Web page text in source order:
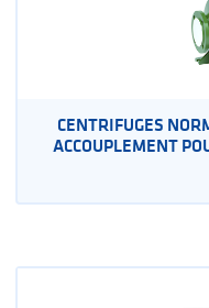
CENTRIFUGES
ACCOUPLEMENT